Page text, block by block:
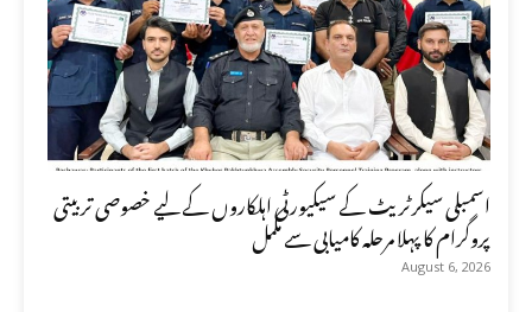
اسمبلی سیکرٹریٹ کے سیکیورٹی اہلکاروں کے لیے خصوصی تربیتی
پروگرام کا پہلا مرحلہ کامیابی سے مکمل
August 6, 2026